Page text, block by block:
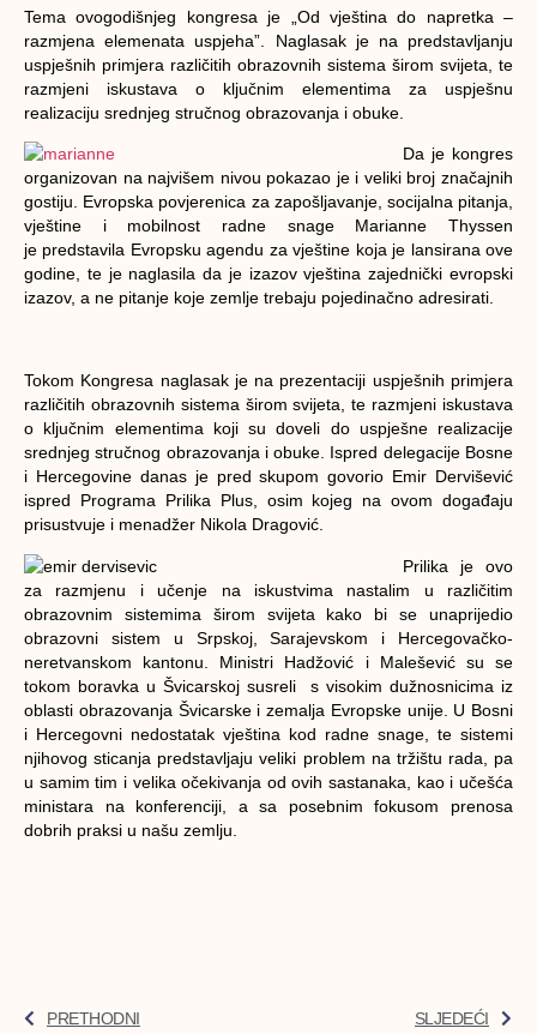
Tema ovogodišnjeg kongresa je „Od vještina do napretka –
razmjena elemenata uspjeha”. Naglasak je na predstavljanju
uspješnih primjera različitih obrazovnih sistema širom svijeta, te
razmjeni iskustava o ključnim elementima za uspješnu
realizaciju srednjeg stručnog obrazovanja i obuke.
Da je kongres
organizovan na najvišem nivou pokazao je i veliki broj značajnih
gostiju. Evropska povjerenica za zapošljavanje, socijalna pitanja,
vještine i mobilnost radne snage Marianne Thyssen
je predstavila Evropsku agendu za vještine koja je lansirana ove
godine, te je naglasila da je izazov vještina zajednički evropski
izazov, a ne pitanje koje zemlje trebaju pojedinačno adresirati.
Tokom Kongresa naglasak je na prezentaciji uspješnih primjera
različitih obrazovnih sistema širom svijeta, te razmjeni iskustava
o ključnim elementima koji su doveli do uspješne realizacije
srednjeg stručnog obrazovanja i obuke. Ispred delegacije Bosne
i Hercegovine danas je pred skupom govorio Emir Dervišević
ispred Programa Prilika Plus, osim kojeg na ovom događaju
prisustvuje i menadžer Nikola Dragović.
Prilika je ovo
za razmjenu i učenje na iskustvima nastalim u različitim
obrazovnim sistemima širom svijeta kako bi se unaprijedio
obrazovni sistem u Srpskoj, Sarajevskom i Hercegovačko-
neretvanskom kantonu. Ministri Hadžović i Malešević su se
tokom boravka u Švicarskoj susreli s visokim dužnosnicima iz
oblasti obrazovanja Švicarske i zemalja Evropske unije. U Bosni
i Hercegovni nedostatak vještina kod radne snage, te sistemi
njihovog sticanja predstavljaju veliki problem na tržištu rada, pa
u samim tim i velika očekivanja od ovih sastanaka, kao i učešća
ministara na konferenciji, a sa posebnim fokusom prenosa
dobrih praksi u našu zemlju.
PRETHODNI SLJEDEĆI